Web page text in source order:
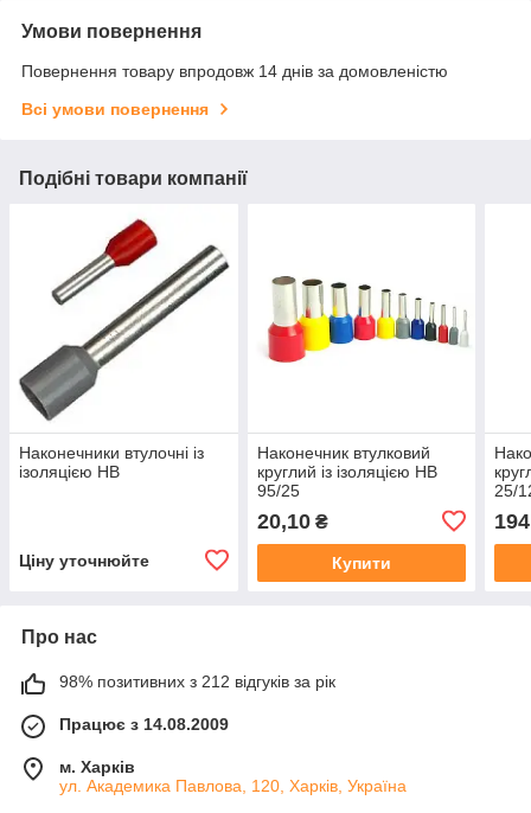
Умови повернення
Повернення товару впродовж 14 днів за домовленістю
Всі умови повернення
Подібні товари компанії
Наконечники втулочні із
ізоляцією НВ
Ціну уточнюйте
Наконечник втулковий
круглий із ізоляцією НВ
95/25
20,10₴
Купити
25/
194
Про нас
98% позитивних з 212 відгуків за рік
Працює з 14.08.2009
м. Харків
ул. Академика Павлова, 120, Харків, Україна